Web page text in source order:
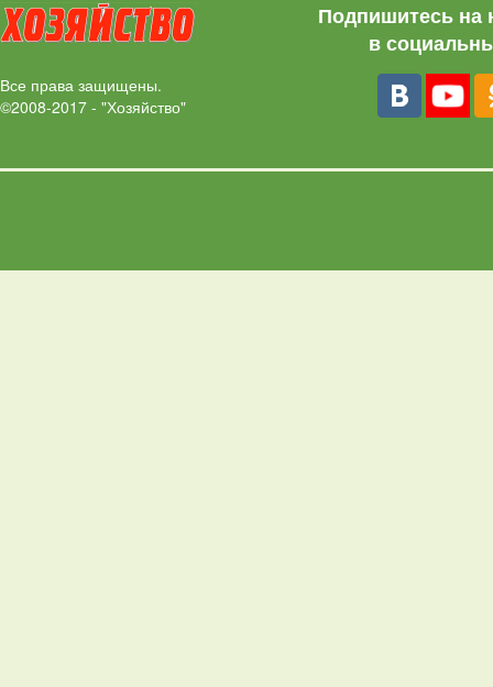
Все права защищены.
©2008-2017 - "Хозяйство"
Подпишитесь на
в